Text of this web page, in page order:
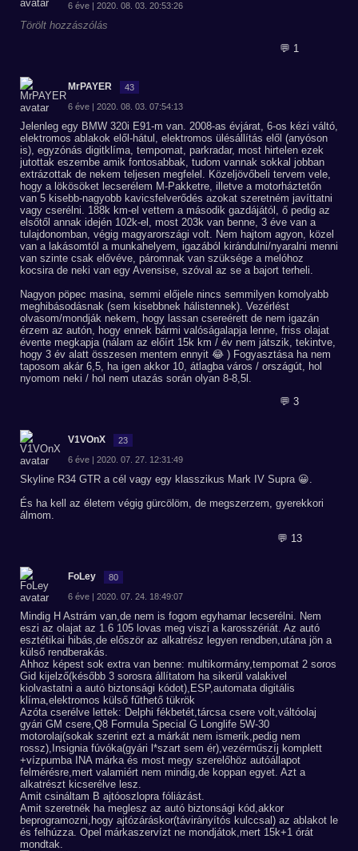
6 éve | 2020. 08. 03. 20:53:26
Törölt hozzászólás
💬 1
MrPAYER 43
6 éve | 2020. 08. 03. 07:54:13
Jelenleg egy BMW 320i E91-m van. 2008-as évjárat, 6-os kézi váltó,
elektromos ablakok elől-hátul, elektromos ülésállítás elől (anyóson
is), egyzónás digitklíma, tempomat, parkradar, most hirtelen ezek
jutottak eszembe amik fontosabbak, tudom vannak sokkal jobban
extrázottak de nekem teljesen megfelel. Közeljövőbeli tervem vele,
hogy a lökösöket lecserélem M-Pakketre, illetve a motorháztetőn
van 5 kisebb-nagyobb kavicsfelverődés azokat szeretném javíttatni
vagy cserélni. 188k km-el vettem a második gazdájától, ő pedig az
elsőtől annak idején 102k-el, most 203k van benne, 3 éve van a
tulajdonomban, végig magyarországi volt. Nem hajtom agyon, közel
van a lakásomtól a munkahelyem, igazából kirándulni/nyaralni menni
van szinte csak elővéve, páromnak van szüksége a melóhoz
kocsira de neki van egy Avensise, szóval az se a bajort terheli.
Nagyon pöpec masina, semmi előjele nincs semmilyen komolyabb
meghibásodásnak (sem kisebbnek hálistennek). Vezérlést
olvasom/mondják nekem, hogy lassan csereérett de nem igazán
érzem az autón, hogy ennek bármi valóságalapja lenne, friss olajat
évente megkapja (nálam az előírt 15k km / év nem játszik, tekintve,
hogy 3 év alatt összesen mentem ennyit 😂 ) Fogyasztása ha nem
taposom akár 6,5, ha igen akkor 10, átlagba város / országút, hol
nyomom neki / hol nem utazás során olyan 8-8,5l.
💬 3
V1VOnX 23
6 éve | 2020. 07. 27. 12:31:49
Skyline R34 GTR a cél vagy egy klasszikus Mark IV Supra 😀.
És ha kell az életem végig gürcölöm, de megszerzem, gyerekkori
álmom.
💬 13
FoLey 80
6 éve | 2020. 07. 24. 18:49:07
Mindig H Astrám van,de nem is fogom egyhamar lecserélni. Nem
eszi az olajat az 1.6 105 lovas meg viszi a karosszériát. Az autó
esztétikai hibás,de először az alkatrész legyen rendben,utána jön a
külső rendberakás.
Ahhoz képest sok extra van benne: multikormány,tempomat 2 soros
Gid kijelző(később 3 sorosra állítatom ha sikerül valakivel
kiolvastatni a autó biztonsági kódot),ESP,automata digitális
klíma,elektromos külső fűthető tükrök
Azóta cserélve lettek: Delphi fékbetét,tárcsa csere volt,váltóolaj
gyári GM csere,Q8 Formula Special G Longlife 5W-30
motorolaj(sokak szerint ezt a márkát nem ismerik,pedig nem
rossz),Insignia fúvóka(gyári l*szart sem ér),vezérműszíj komplett
+vízpumba INA márka és most megy szerelőhöz autóállapot
felmérésre,mert valamiért nem mindig,de koppan egyet. Azt a
alkatrészt kicserélve lesz.
Amit csináltam B ajtóoszlopra fóliázást.
Amit szeretnék ha meglesz az autó biztonsági kód,akkor
beprogramozni,hogy ajtózáráskor(távirányítós kulccsal) az ablakot le
és felhúzza. Opel márkaszervízt ne mondjátok,mert 15k+1 órát
mondtak.